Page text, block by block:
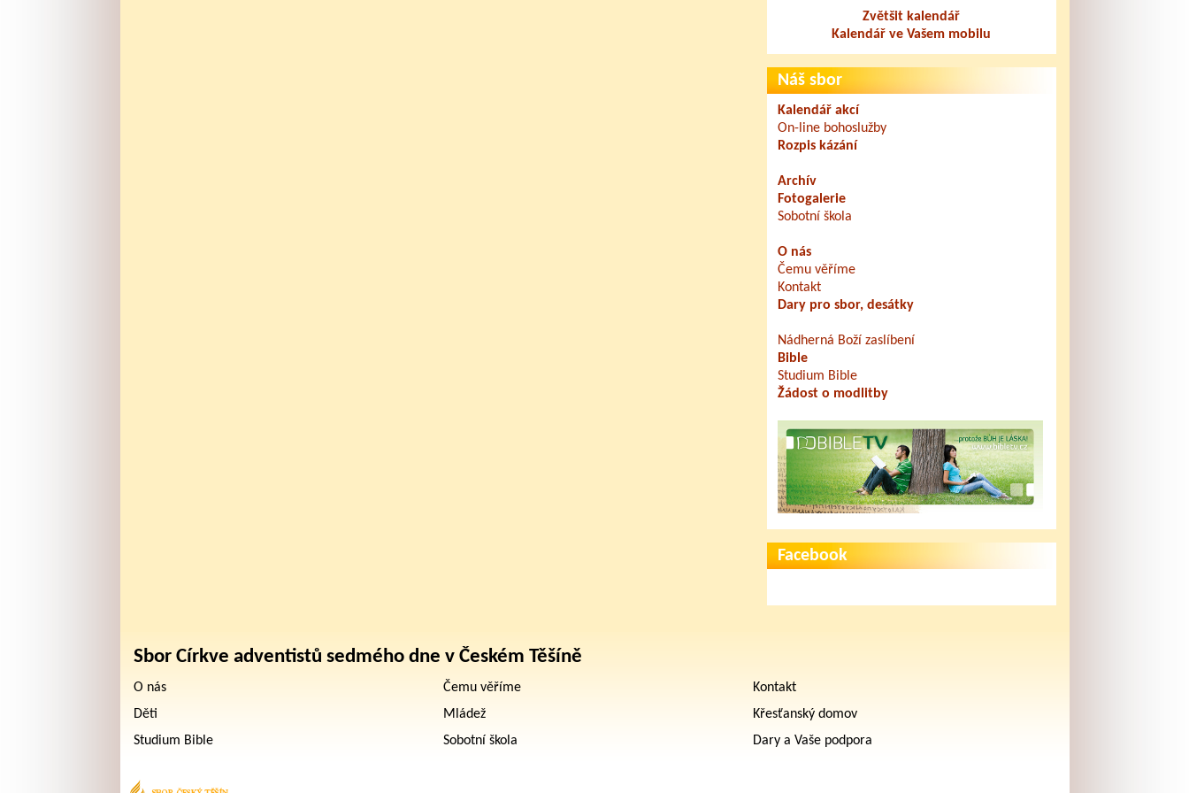
Zvětšit kalendář
Kalendář ve Vašem mobilu
Náš sbor
Kalendář akcí
On-line bohoslužby
Rozpis kázání
Archív
Fotogalerie
Sobotní škola
O nás
Čemu věříme
Kontakt
Dary pro sbor, desátky
Nádherná Boží zaslíbení
Bible
Studium Bible
Žádost o modlitby
Facebook
Sbor Církve adventistů sedmého dne v Českém Těšíně
O nás Čemu věříme
Kontakt
Děti
Mládež
Křesťanský domov
Studium Bible
Sobotní škola Dary a Vaše podpora